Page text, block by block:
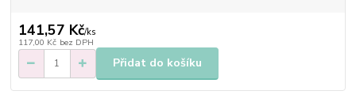
141,57 Kč/ks
117,00 Kč bez DPH
Přidat do košíku